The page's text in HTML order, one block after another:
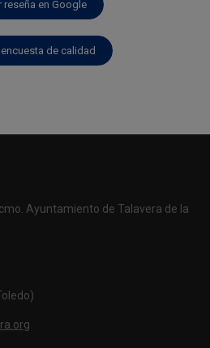
reseña en Google
encuesta de calidad
Ayuntamiento de Talavera de la